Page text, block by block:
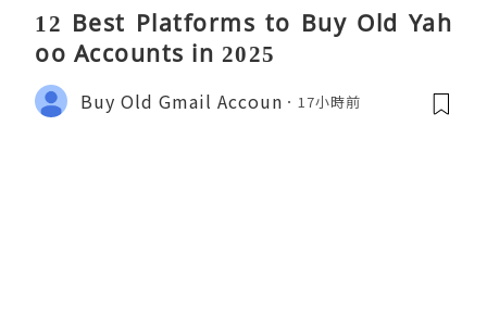
12 Best Platforms to Buy Old Yah
oo Accounts in 2025
Buy Old Gmail Accoun 17小時前